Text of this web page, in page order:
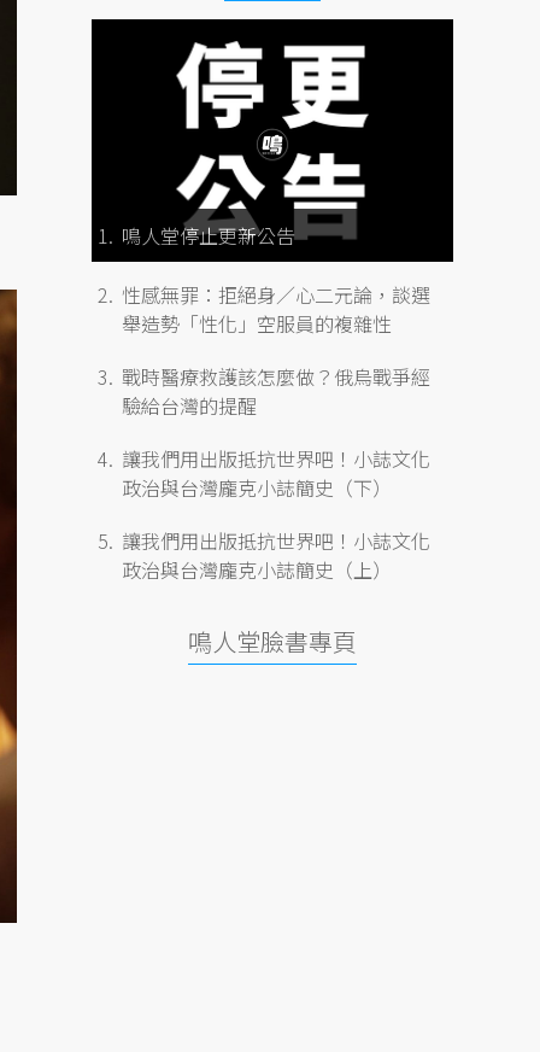
鳴人堂停止更新公告
性感無罪：拒絕身／心二元論，談選
舉造勢「性化」空服員的複雜性
戰時醫療救護該怎麼做？俄烏戰爭經
驗給台灣的提醒
讓我們用出版抵抗世界吧！小誌文化
政治與台灣龐克小誌簡史（下）
讓我們用出版抵抗世界吧！小誌文化
政治與台灣龐克小誌簡史（上）
鳴人堂臉書專頁